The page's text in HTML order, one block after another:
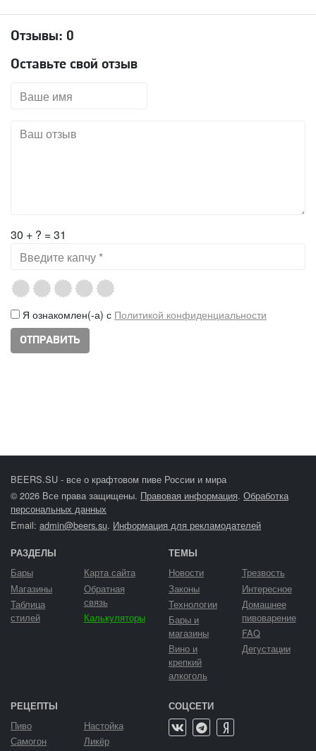
Отзывы: 0
Оставьте свой отзыв
30 + ? = 31
Я ознакомлен(-а) с Политикой конфиденциальности
BEERS.SU - все о крафтовом пиве России и мира
© 2026 Все права защищены. Правовая информация. Обработка
персональных данных
Email: admin@beers.su. Информация для рекламодателей
РАЗДЕЛЫ
Бары
Магазины
Таблица
стилей
Карта сайта
Обратная
связь
Калькуляторы
ТЕМЫ
Новости
Законы
Технологии
Бары и
магазины
Вино и
крепкий
алкоголь
Трезвость
Интересное
Домашнее
пивоварение
FAQ
Дегустации
РЕЦЕПТЫ
Пиво
Самогон
Настойка
Ликёр
СОЦСЕТИ